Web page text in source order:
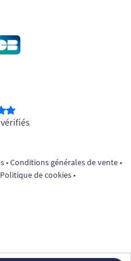
•Conditions générales de vente•
Politique de cookies•